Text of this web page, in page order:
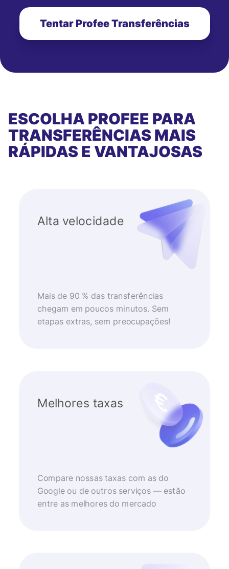
Tentar Profee Transferências
ESCOLHA PROFEE PARA
TRANSFERÊNCIAS MAIS
RÁPIDAS E VANTAJOSAS
Alta velocidade
Mais de 90 % das transferências
chegam em poucos minutos. Sem
etapas extras, sem preocupações!
Melhores taxas
Compare nossas taxas com as do
Google ou de outros serviços — estão
entre as melhores do mercado